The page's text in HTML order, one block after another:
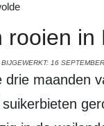
rooien in
BIJGEWERKT: 16
suikerbieten